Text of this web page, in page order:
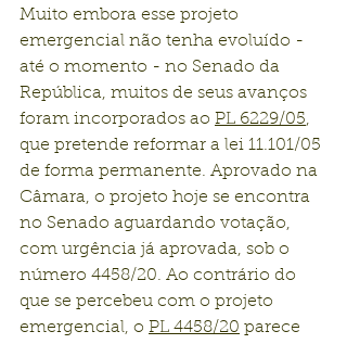
Muito embora esse projeto
emergencial não tenha evoluído -
até o momento - no Senado da
República, muitos de seus avanços
foram incorporados ao PL 6229/05,
que pretende reformar a lei 11.101/05
de forma permanente. Aprovado na
Câmara, o projeto hoje se encontra
no Senado aguardando votação,
com urgência já aprovada, sob o
número 4458/20. Ao contrário do
que se percebeu com o projeto
emergencial, o PL 4458/20 parece